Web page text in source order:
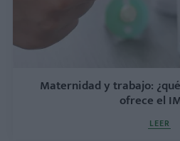
Maternidad y trabajo:
ofrece el
LEER